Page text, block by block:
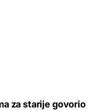
za starije govorio